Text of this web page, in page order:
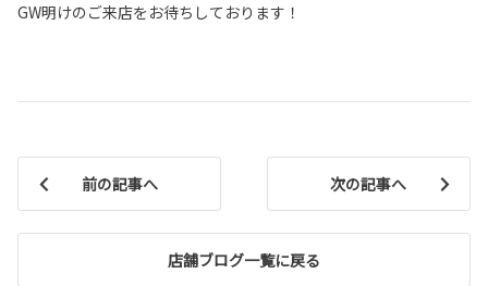
GW明けのご来店をお待ちしております！
前の記事へ
店舗ブログ一覧に戻る
次の記事へ